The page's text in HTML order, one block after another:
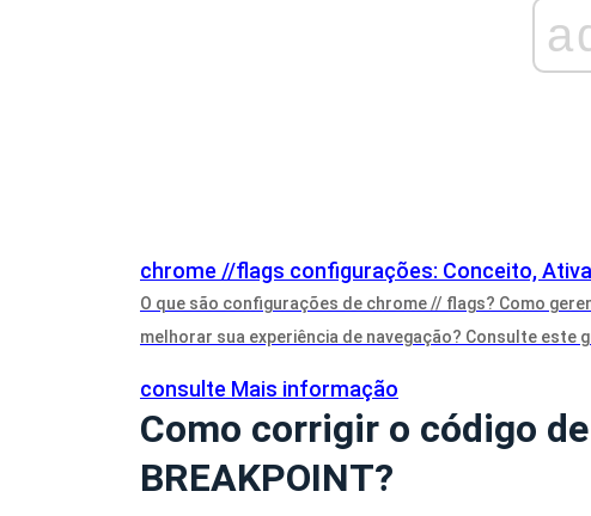
chrome //flags configurações: Conceito,
O que são configurações de chrome // flags? Como
melhorar sua experiência de navegação? Consulte este
consulte Mais informação
Como corrigir o código
BREAKPOINT?